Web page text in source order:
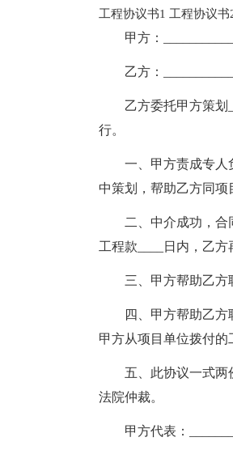
工程协议书1
甲方：
乙方：
乙方委托甲方策划
行。
一、甲方责成专人
中策划，帮助乙方同项
二、中介成功，
工程款____日内，乙方
三、甲方帮助乙方
四、甲方帮助乙
甲方从项目单位拨付的
五、此协议一式
法院仲裁。
甲方代表：
工程协议书